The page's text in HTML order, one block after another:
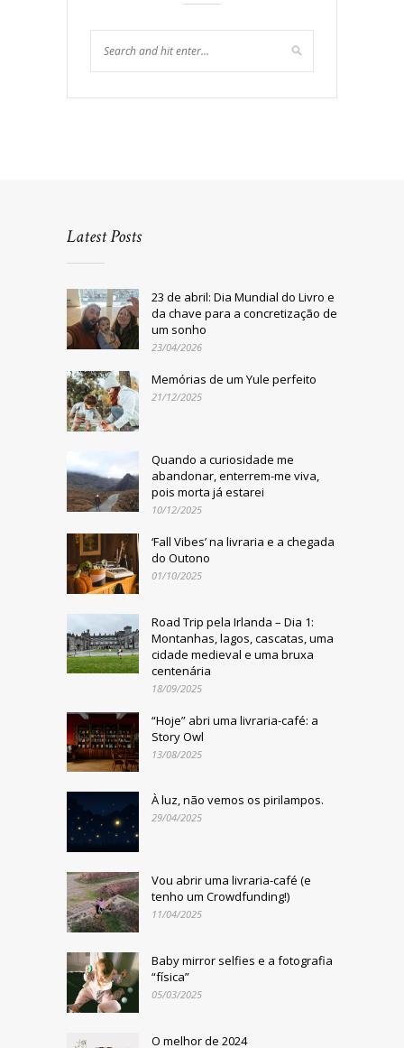
Latest Posts
23 de abril: Dia Mundial do Livro e
da chave para a concretização de
um sonho
23/04/2026
Memórias de um Yule perfeito
21/12/2025
Quando a curiosidade me
abandonar, enterrem-me viva,
pois morta já estarei
10/12/2025
‘Fall Vibes’ na livraria e a chegada
do Outono
01/10/2025
Road Trip pela Irlanda – Dia 1:
Montanhas, lagos, cascatas, uma
cidade medieval e uma bruxa
centenária
18/09/2025
“Hoje” abri uma livraria-café: a
Story Owl
13/08/2025
À luz, não vemos os pirilampos.
29/04/2025
Vou abrir uma livraria-café (e
tenho um Crowdfunding!)
11/04/2025
Baby mirror selfies e a fotografia
“física”
05/03/2025
O melhor de 2024